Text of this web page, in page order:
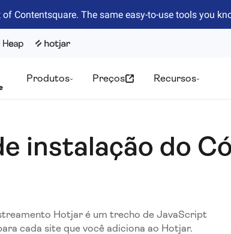
Contentsquare. The same easy-to-use tools you
Produtos Preços Recursos
instalação do
Hotjar é um trecho de JavaScript
cada site que você adiciona ao Hotjar.